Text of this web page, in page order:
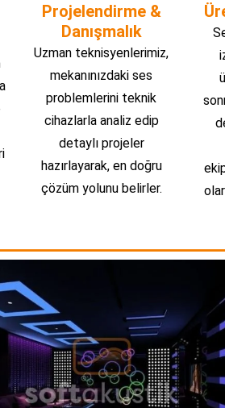
Projelendirme &
Danışmalık
Uzman teknisyenlerimiz,
mekanınızdaki ses
problemlerini teknik
cihazlarla analiz edip
detaylı projeler
hazırlayarak, en doğru
çözüm yolunu belirler.